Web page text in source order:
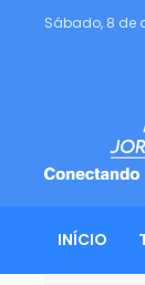
Sábado, 8 de
INÍCIO